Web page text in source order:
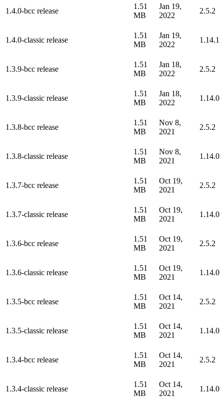
1.4.0-bcc release
1.51
MB
Jan 19,
2022
2.5.2
1.4.0-classic release
1.51
MB
Jan 19,
2022
1.14.1
1.3.9-bcc release
1.51
MB
Jan 18,
2022
2.5.2
1.3.9-classic release
1.51
MB
Jan 18,
2022
1.14.0
1.3.8-bcc release
1.51
MB
Nov 8,
2021
2.5.2
1.3.8-classic release
1.51
MB
Nov 8,
2021
1.14.0
1.3.7-bcc release
1.51
MB
Oct 19,
2021
2.5.2
1.3.7-classic release
1.51
MB
Oct 19,
2021
1.14.0
1.3.6-bcc release
1.51
MB
Oct 19,
2021
2.5.2
1.3.6-classic release
1.51
MB
Oct 19,
2021
1.14.0
1.3.5-bcc release
1.51
MB
Oct 14,
2021
2.5.2
1.3.5-classic release
1.51
MB
Oct 14,
2021
1.14.0
1.3.4-bcc release
1.51
MB
Oct 14,
2021
2.5.2
1.3.4-classic release
1.51
MB
Oct 14,
2021
1.14.0